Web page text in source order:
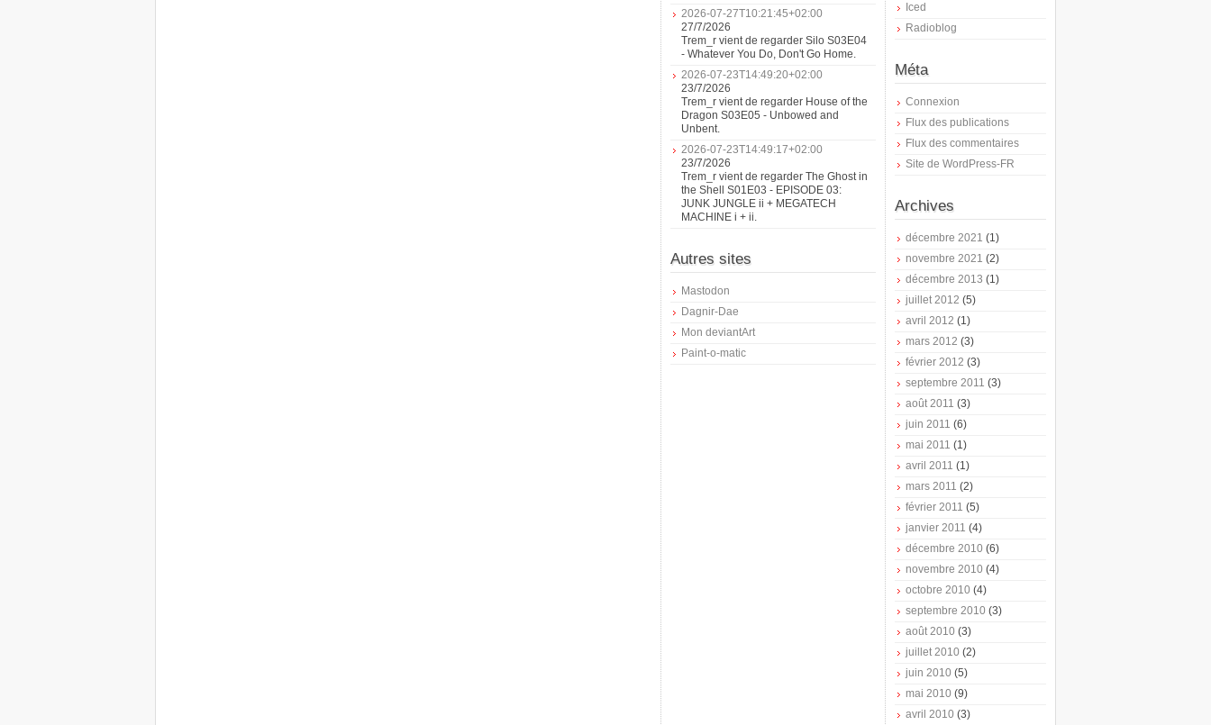
2026-07-27T10:21:45+02:00
27/7/2026
Trem_r vient de regarder Silo S03E04
- Whatever You Do, Don't Go Home.
2026-07-23T14:49:20+02:00
23/7/2026
Trem_r vient de regarder House of the
Dragon S03E05 - Unbowed and
Unbent.
2026-07-23T14:49:17+02:00
23/7/2026
Trem_r vient de regarder The Ghost in
the Shell S01E03 - EPISODE 03:
JUNK JUNGLE ii + MEGATECH
MACHINE i + ii.
Autres sites
Mastodon
Dagnir-Dae
Mon deviantArt
Paint-o-matic
Iced
Radioblog
Méta
Connexion
Flux des publications
Flux des commentaires
Site de WordPress-FR
Archives
décembre 2021 (1)
novembre 2021 (2)
décembre 2013 (1)
juillet 2012 (5)
avril 2012 (1)
mars 2012 (3)
février 2012 (3)
septembre 2011 (3)
août 2011 (3)
juin 2011 (6)
mai 2011 (1)
avril 2011 (1)
mars 2011 (2)
février 2011 (5)
janvier 2011 (4)
décembre 2010 (6)
novembre 2010 (4)
octobre 2010 (4)
septembre 2010 (3)
août 2010 (3)
juillet 2010 (2)
juin 2010 (5)
mai 2010 (9)
avril 2010 (3)